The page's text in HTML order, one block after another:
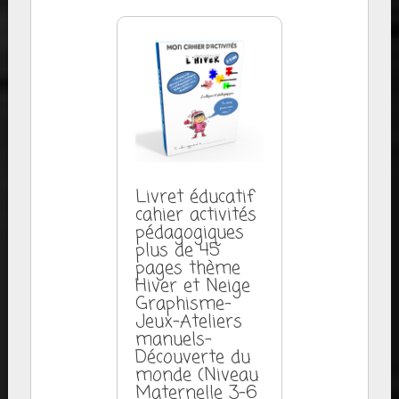
Livret éducatif
cahier activités
pédagogiques
plus de 45
pages thème
Hiver et Neige
Graphisme-
Jeux-Ateliers
manuels-
Découverte du
monde (Niveau
Maternelle 3-6